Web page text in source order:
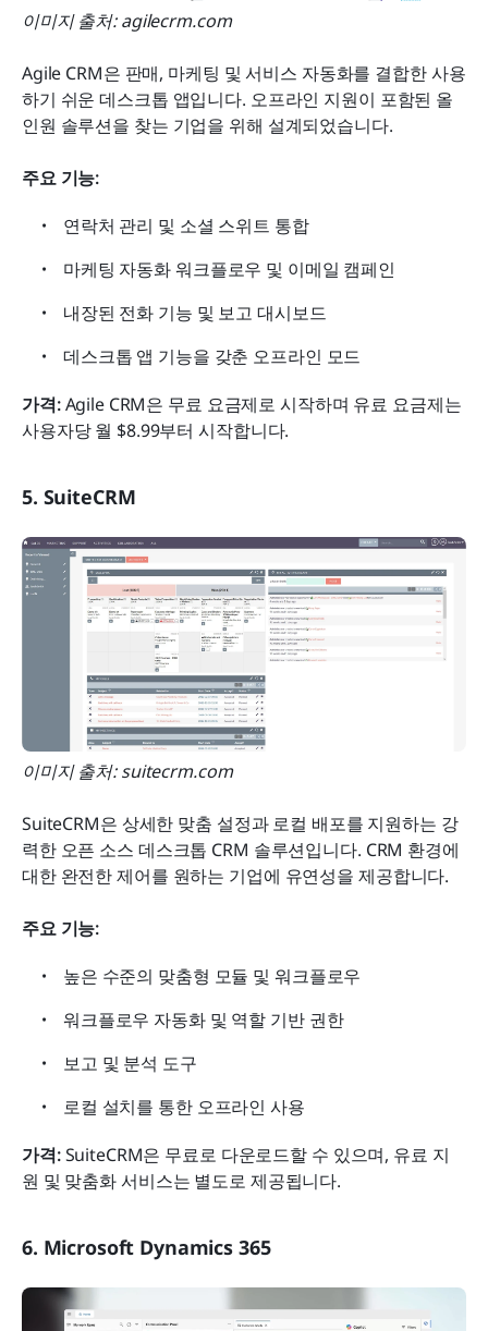
이미지 출처: agilecrm.com
Agile CRM은 판매, 마케팅 및 서비스 자동화를 결합한 사용
하기 쉬운 데스크톱 앱입니다. 오프라인 지원이 포함된 올
인원 솔루션을 찾는 기업을 위해 설계되었습니다.
주요 기능:
연락처 관리 및 소셜 스위트 통합
마케팅 자동화 워크플로우 및 이메일 캠페인
내장된 전화 기능 및 보고 대시보드
데스크톱 앱 기능을 갖춘 오프라인 모드
가격: Agile CRM은 무료 요금제로 시작하며 유료 요금제는
사용자당 월 $8.99부터 시작합니다.
5. SuiteCRM
이미지 출처: suitecrm.com
SuiteCRM은 상세한 맞춤 설정과 로컬 배포를 지원하는 강
력한 오픈 소스 데스크톱 CRM 솔루션입니다. CRM 환경에
대한 완전한 제어를 원하는 기업에 유연성을 제공합니다.
주요 기능:
높은 수준의 맞춤형 모듈 및 워크플로우
워크플로우 자동화 및 역할 기반 권한
보고 및 분석 도구
로컬 설치를 통한 오프라인 사용
가격: SuiteCRM은 무료로 다운로드할 수 있으며, 유료 지
원 및 맞춤화 서비스는 별도로 제공됩니다.
6. Microsoft Dynamics 365